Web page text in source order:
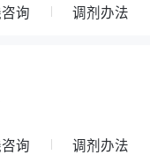
询 调剂办法
询 调剂办法